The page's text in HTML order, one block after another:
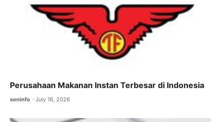
Perusahaan Makanan Instan Terbesar di Indonesia
soninfo July 16, 2026